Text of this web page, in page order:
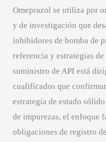
Omeprazol se utiliza por
y de investigación que
inhibidores de bomba de
referencia y estrategias
suministro de API está
cualificados que
estrategia de estado
de impurezas, el enfoque
obligaciones de registro